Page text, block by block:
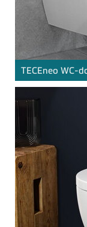
TECEneo WC-